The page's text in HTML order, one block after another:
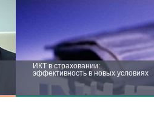
ИКТ в страховании:
эффективность в новых условиях